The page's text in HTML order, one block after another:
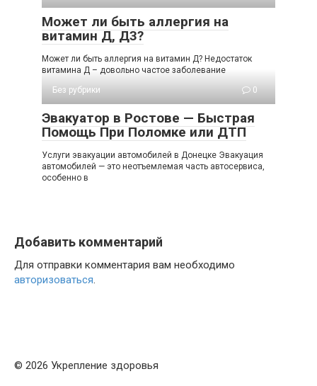
Может ли быть аллергия на
витамин Д, Д3?
Может ли быть аллергия на витамин Д? Недостаток
витамина Д – довольно частое заболевание
Без рубрики
0
Эвакуатор в Ростове — Быстрая
Помощь При Поломке или ДТП
Услуги эвакуации автомобилей в Донецке Эвакуация
автомобилей — это неотъемлемая часть автосервиса,
особенно в
Добавить комментарий
Для отправки комментария вам необходимо
авторизоваться
© 2026 Укрепление здоровья